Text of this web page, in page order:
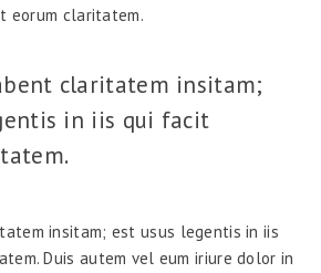
eorum claritatem.
claritatem insitam;
in iis qui facit
insitam; est usus legentis in iis
Duis autem vel eum iriure dolor in